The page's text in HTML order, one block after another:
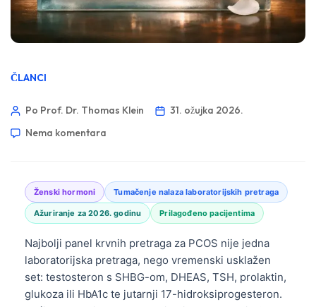
ČLANCI
Po Prof. Dr. Thomas Klein
31. ožujka 2026.
Nema komentara
Ženski hormoni Tumačenje nalaza laboratorijskih pretraga
Ažuriranje za 2026. godinu Prilagođeno pacijentima
Najbolji panel krvnih pretraga za PCOS nije jedna
laboratorijska pretraga, nego vremenski usklažen
set: testosteron s SHBG-om, DHEAS, TSH, prolaktin,
glukoza ili HbA1c te jutarnji 17-hidroksiprogesteron.